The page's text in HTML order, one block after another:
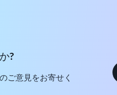
?
ご意見をお寄せく